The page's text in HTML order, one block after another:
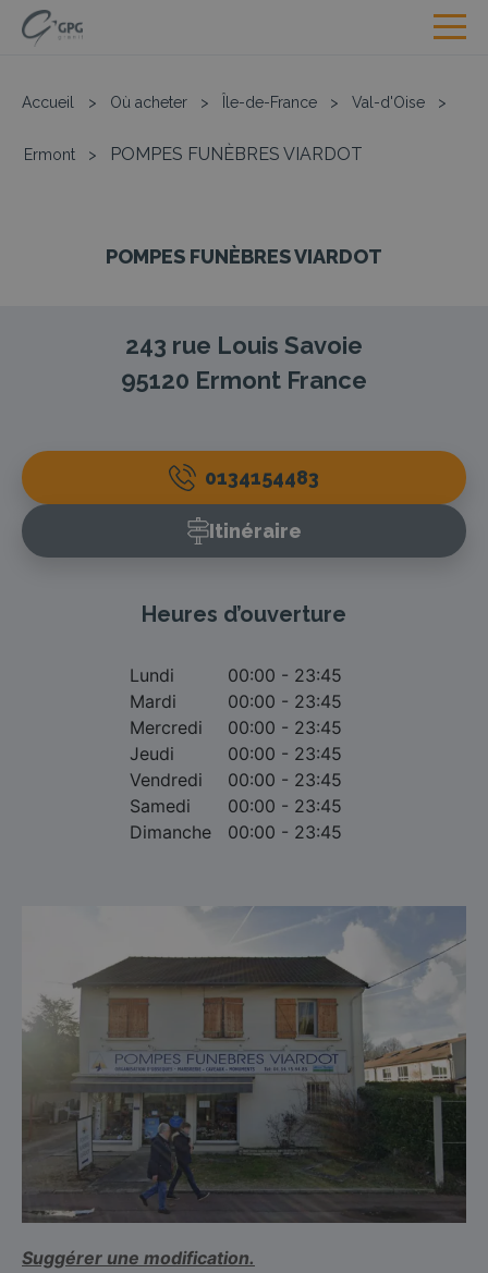
Accueil > Où acheter > Île-de-France > Val-d'Oise >
Ermont > POMPES FUNÈBRES VIARDOT
POMPES FUNÈBRES VIARDOT
243 rue Louis Savoie
95120 Ermont France
0134154483
Itinéraire
Heures d’ouverture
Lundi
00:00 - 23:45
Mardi
00:00 - 23:45
Mercredi
00:00 - 23:45
Jeudi
00:00 - 23:45
Vendredi
00:00 - 23:45
Samedi
00:00 - 23:45
Dimanche
00:00 - 23:45
Suggérer une modification.